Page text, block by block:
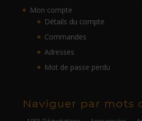
Mon compte
Détails du compte
Commandes
Adresses
Mot de passe perdu
Naviguer par mots